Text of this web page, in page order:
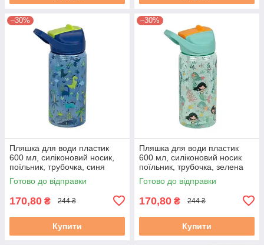
–30%
Пляшка для води пластик
600 мл, силіконовий носик,
поїльник, трубочка, синя
Готово до відправки
170,80 ₴ 244 ₴
Купити
–30%
Пляшка для води пластик
600 мл, силіконовий носик
поїльник, трубочка, зелена
Готово до відправки
170,80 ₴ 244 ₴
Купити